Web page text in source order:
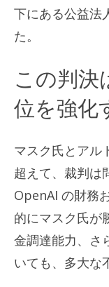
下にある公益法
た。
この判決
位を強化
マスク氏とアル
超えて、裁判は
OpenAI の財務
的にマスク氏が
金調達能力、さ
いても、多大な